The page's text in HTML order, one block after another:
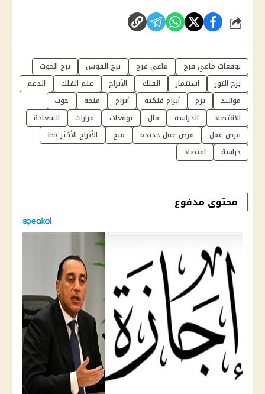
شارك
توقعات ماغي فرح ماغي فرح برج القوس
برج الحوت
برج الثور
استثمار الفلك الأبراج علم الفلك
الدعم
مواليد
برج أبراج فلكية أبراج منحة
حوت
الاقتصاد
الدراسة مال توقعات قرارات
السعادة
فرص عمل
فرص عمل جديدة منح
الأبراج الأكثر حظ
دراسة
اقتصاد
محتوى مدفوع